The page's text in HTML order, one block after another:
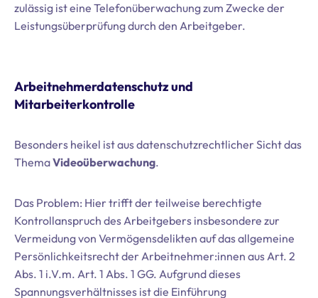
zulässig ist eine Telefonüberwachung zum Zwecke der
Leistungsüberprüfung durch den Arbeitgeber.
Arbeitnehmerdatenschutz und
Mitarbeiterkontrolle
Besonders heikel ist aus datenschutzrechtlicher Sicht das
ThemaVideoüberwachung.
Das Problem: Hier trifft der teilweise berechtigte
Kontrollanspruch des Arbeitgebers insbesondere zur
Vermeidung von Vermögensdelikten auf das allgemeine
Persönlichkeitsrecht der Arbeitnehmer:innen aus Art. 2
Abs. 1 i.V.m. Art. 1 Abs. 1 GG. Aufgrund dieses
Spannungsverhältnisses ist die Einführung